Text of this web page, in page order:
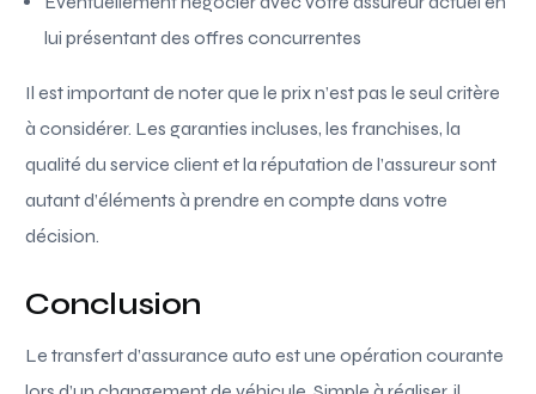
lui présentant des offres concurrentes
Il est important de noter que le prix n’est pas le seul critère
à considérer. Les garanties incluses, les franchises, la
qualité du service client et la réputation de l’assureur sont
autant d’éléments à prendre en compte dans votre
décision.
Conclusion
Le transfert d’assurance auto est une opération courante